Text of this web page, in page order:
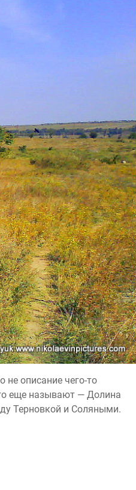
не описание чего-то
еще называют — Долина
Терновкой и Соляными.